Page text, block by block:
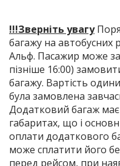
!!!Зверніть увагу
багажу на автобусних
Альф. Пасажир може
пізніше 16:00)
багажу. Вартість
була замовлена
Додатковий багаж
габаритах, що і
оплати додаткового
може сплатити його
перед рейсом, при